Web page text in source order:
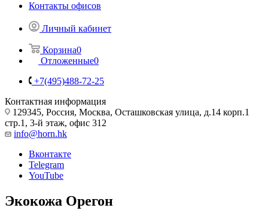
Контакты офисов
Личный кабинет
Корзина0
Отложенные0
+7(495)488-72-25
Контактная информация
129345, Россия, Москва, Осташковская улица, д.14 корп.1
стр.1, 3-й этаж, офис 312
info@horn.hk
Вконтакте
Telegram
YouTube
Экокожа Орегон